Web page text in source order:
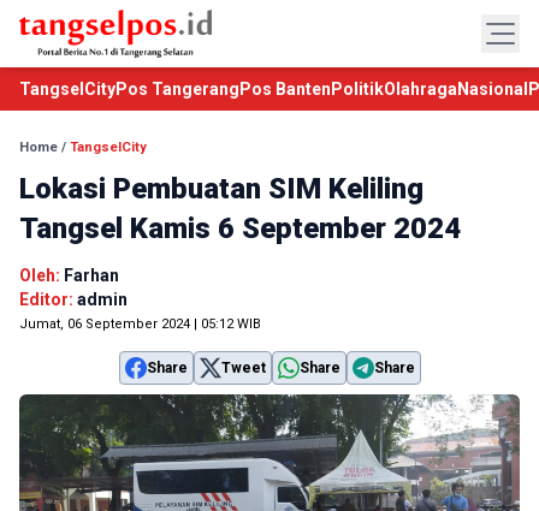
TangselCityPos Tangerang Pos Banten PolitikOlahraga Nasional
Home / TangselCity
Lokasi Pembuatan SIM Keliling
Tangsel Kamis 6 September 2024
Oleh: Farhan
Editor: admin
Jumat, 06 September 2024 | 05:12 WIB
Share Tweet Share Share